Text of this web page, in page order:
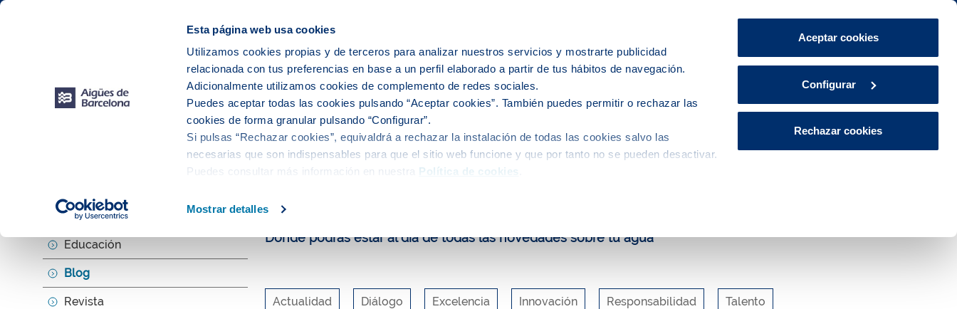
Esta página web usa cookies
Utilizamos cookies propias y de terceros para analizar nuestros servicios y mostrarte publicidad
relacionada con tus preferencias en base a un perfil elaborado a partir de tus hábitos de navegación.
Adicionalmente utilizamos cookies de complemento de redes sociales.
Puedes aceptar todas las cookies pulsando “Aceptar cookies”. También puedes permitir o rechazar las
cookies de forma granular pulsando “Configurar”.
Si pulsas “Rechazar cookies”, equivaldrá a rechazar la instalación de todas las cookies salvo las
necesarias que son indispensables para que el sitio web funcione y que por tanto no se pueden desactivar.
Puedes consultar más información en nuestra Política de cookies
Mostrar detalles
Aceptar cookies
Configurar
Rechazar cookies
CA ES Área de Clientes
Tu servicio del agua El agua en tu ciudad Explora, educa y participa Contacto
Agenda
Educación
Blog
Revista
Explora, educa y participa Blog Aigua segura i de qualitat
Donde podrás estar al día de todas las novedades sobre tu agua
Actualidad Diálogo Excelencia Innovación Responsabilidad Talento